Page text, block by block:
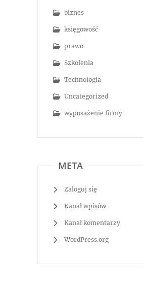
biznes
księgowość
prawo
Szkolenia
Technologia
Uncategorized
wyposażenie firmy
META
Zaloguj się
Kanał wpisów
Kanał komentarzy
WordPress.org